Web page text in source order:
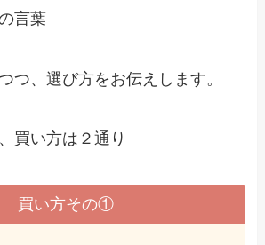
言葉
つ、選び方をお伝えします。
買い方は２通り
買い方その①